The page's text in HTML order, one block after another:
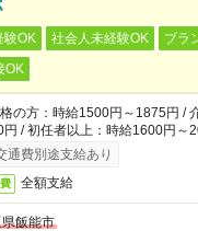
験OK 社会人未経験OK
ブラ
OK
の方：時給1500円～1875円 /
円 / 初任者以上：時給1600円～
通費別途支給あり
全額支給
飯能市